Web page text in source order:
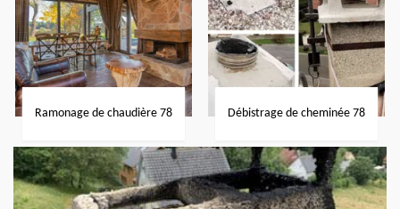
Ramonage de chaudière 78 Débistrage de cheminée 78